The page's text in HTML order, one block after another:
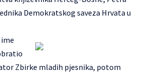
Demokratskog saveza Hrvata u
Zbirke mladih pjesnika, potom